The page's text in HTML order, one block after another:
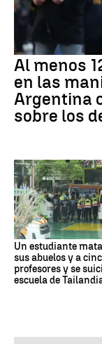
Al menos
en las
Argentina
sobre los
Un estudiante
sus abuelos y a
profesores y se
escuela de